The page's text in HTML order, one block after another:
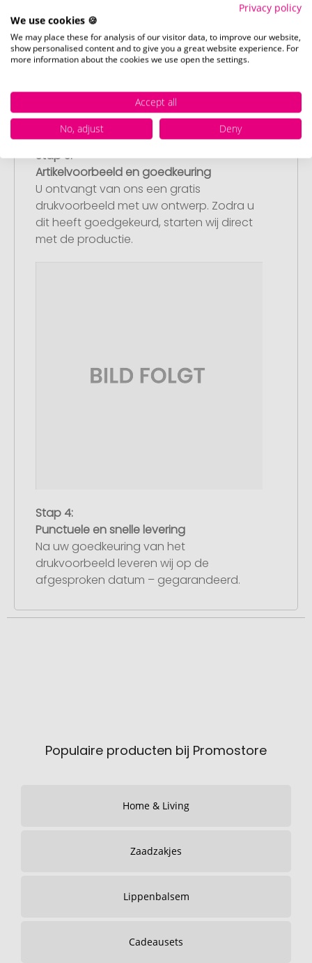
Stap 3:
Artikelvoorbeeld en goedkeuring
U ontvangt van ons een gratis
drukvoorbeeld met uw ontwerp. Zodra u
dit heeft goedgekeurd, starten wij direct
met de productie.
Stap 4:
Punctuele en snelle levering
Na uw goedkeuring van het
drukvoorbeeld leveren wij op de
afgesproken datum – gegarandeerd.
Populaire producten bij Promostore
Home & Living
Zaadzakjes
Lippenbalsem
Cadeausets
Privacy policy
We use cookies 🍪
We may place these for analysis of our visitor data, to improve our website,
show personalised content and to give you a great website experience. For
more information about the cookies we use open the settings.
Accept all
No, adjust
Deny